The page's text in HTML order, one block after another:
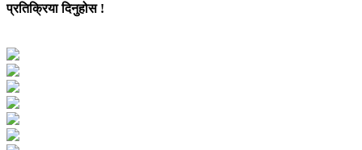
प्रतिक्रिया दिनुहोस !